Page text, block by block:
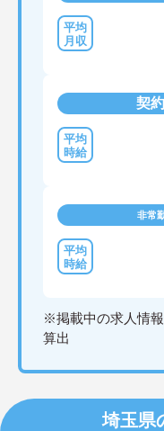
契
非常
※掲載中の求人情
算出
埼玉県